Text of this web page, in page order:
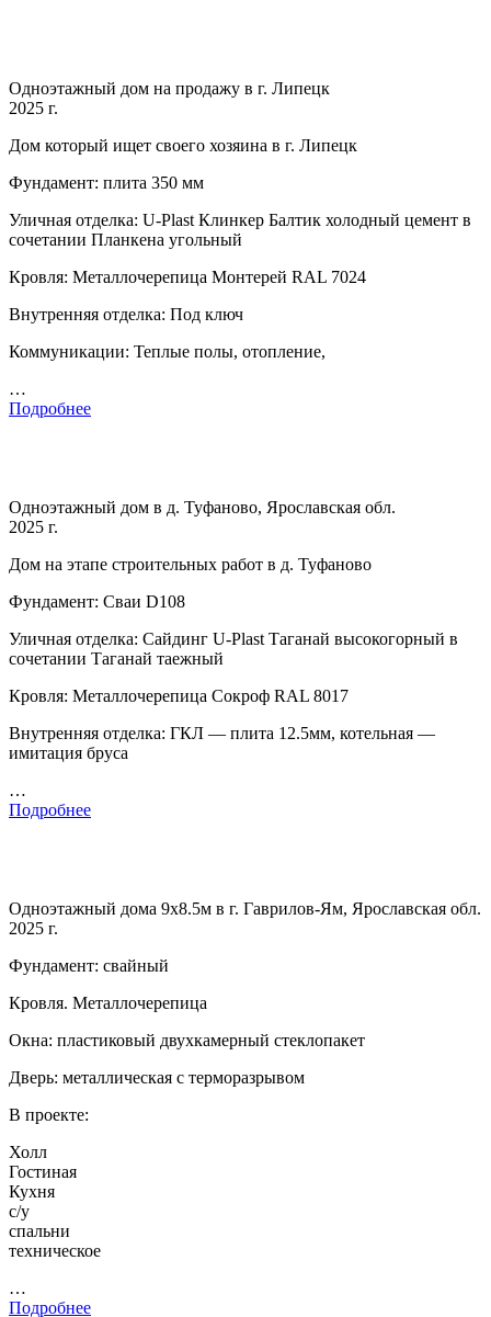
Одноэтажный дом на продажу в г. Липецк
2025 г.
Дом который ищет своего хозяина в г. Липецк
Фундамент: плита 350 мм
Уличная отделка: U-Plast Клинкер Балтик холодный цемент в
сочетании Планкена угольный
Кровля: Металлочерепица Монтерей RAL 7024
Внутренняя отделка: Под ключ
Коммуникации: Теплые полы, отопление,
…
Подробнее
Одноэтажный дом в д. Туфаново, Ярославская обл.
2025 г.
Дом на этапе строительных работ в д. Туфаново
Фундамент: Сваи D108
Уличная отделка: Сайдинг U-Plast Таганай высокогорный в
сочетании Таганай таежный
Кровля: Металлочерепица Сокроф RAL 8017
Внутренняя отделка: ГКЛ — плита 12.5мм, котельная —
имитация бруса
…
Подробнее
Одноэтажный дома 9х8.5м в г. Гаврилов-Ям, Ярославская обл.
2025 г.
Фундамент: свайный
Кровля. Металлочерепица
Окна: пластиковый двухкамерный стеклопакет
Дверь: металлическая с терморазрывом
В проекте:
Холл
Гостиная
Кухня
с/у
спальни
техническое
…
Подробнее